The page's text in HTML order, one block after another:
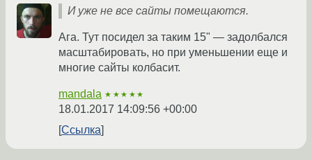
И уже не все сайты помещаются.
Ага. Тут посидел за таким 15" — задолбался
масштабировать, но при уменьшении еще и
многие сайты колбасит.
mandala ★★★★★
18.01.2017 14:09:56 +00:00
Ссылка